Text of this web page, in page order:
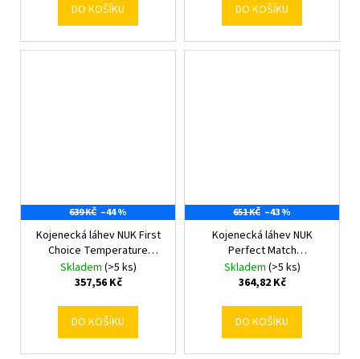
DO KOŠÍKU DO KOŠÍKU
639 KČ –44 %
Kojenecká láhev NUK First
Choice Temperature
Control 300 ml Whale
Skladem (>5 ks)
357,56 Kč
DO KOŠÍKU
651 KČ –43 %
Kojenecká láhev NUK
Perfect Match
Temperature Control 150
ml Hippo
Skladem (>5 ks)
364,82 Kč
DO KOŠÍKU